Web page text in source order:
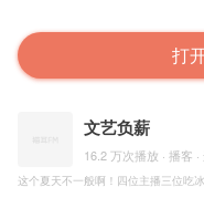
打
文艺负薪
16.2 万次播放 · 播客
这个夏天不一般啊！四位主播三位吃